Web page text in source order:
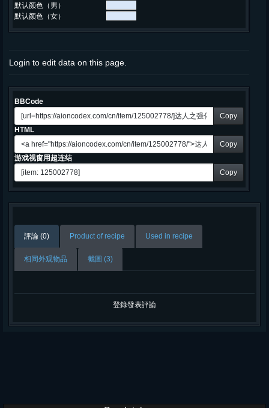
默认颜色（男）
默认颜色（女）
Login to edit data on this page.
BBCode
Copy
HTML
Copy
游戏视窗用超连结
Copy
評論 (0) Product of recipe Used in recipe
相同外观物品 截圖 (3)
登錄發表評論